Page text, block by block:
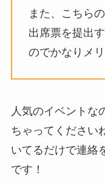
また、こちら
出席票を提出
のでかなりメ
人気のイベントな
ちゃってください
いてるだけで連絡
です！